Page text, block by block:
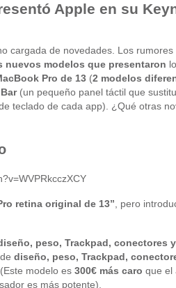
Apple en su
cargada de novedades. Los
nuevos modelos que presentaron
Pro de 13 (2 modelos
(un pequeño panel táctil que
teclado de cada app). ¿Qué otras
retina original de 13” , pero
peso, Trackpad, conectores
diseño, peso, Trackpad,
. (Este modelo es 300€ más caro que el
es más potente).